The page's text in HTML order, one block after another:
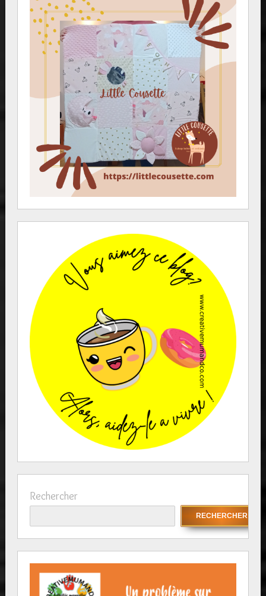
Rechercher
RECHERCHER